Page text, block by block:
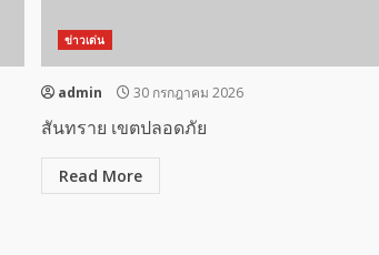
ข่าวเด่น
admin 30 กรกฎาคม 2026
สันทราย เขตปลอดภัย
Read More